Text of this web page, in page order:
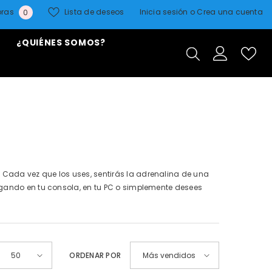
0 0
Lista de deseos Inicia sesión o Crea una cuenta
¿QUIÉNES SOMOS?
vez que los uses, sentirás la adrenalina de una
en tu consola, en tu PC o simplemente desees
50 ORDENAR POR Más vendidos